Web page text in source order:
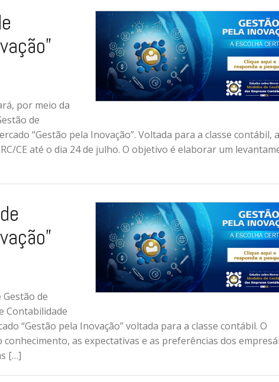
por meio da
de
“Gestão pela Inovação”. Voltada para a classe contábil, a
CE até o dia 24 de julho. O objetivo é elaborar um
de
Contabilidade
“Gestão pela Inovação” voltada para a classe contábil. O
as expectativas e as preferências dos
[…]